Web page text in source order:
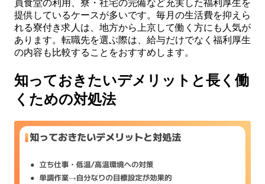
員食堂の利用、寮・社宅の完備など充実した福利厚生を
提供しているケースが多いです。毎月の生活費を抑えら
れる寮付き求人は、地方から上京して働く方にも人気が
あります。転職先を選ぶ際は、給与だけでなく福利厚生
の内容も比較することをおすすめします。
知っておきたいデメリットと長く働
くための対処法